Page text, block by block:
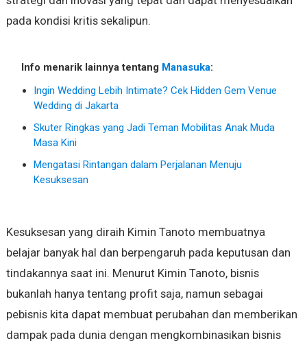
pada kondisi kritis sekalipun.
Info menarik lainnya tentang Manasuka:
Ingin Wedding Lebih Intimate? Cek Hidden Gem Venue
Wedding di Jakarta
Skuter Ringkas yang Jadi Teman Mobilitas Anak Muda
Masa Kini
Mengatasi Rintangan dalam Perjalanan Menuju
Kesuksesan
Kesuksesan yang diraih Kimin Tanoto membuatnya
belajar banyak hal dan berpengaruh pada keputusan dan
tindakannya saat ini. Menurut Kimin Tanoto, bisnis
bukanlah hanya tentang profit saja, namun sebagai
pebisnis kita dapat membuat perubahan dan memberikan
dampak pada dunia dengan mengkombinasikan bisnis